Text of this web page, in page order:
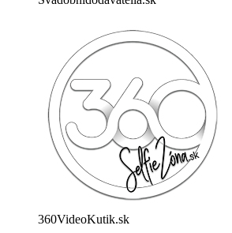
360VideoKutik.sk